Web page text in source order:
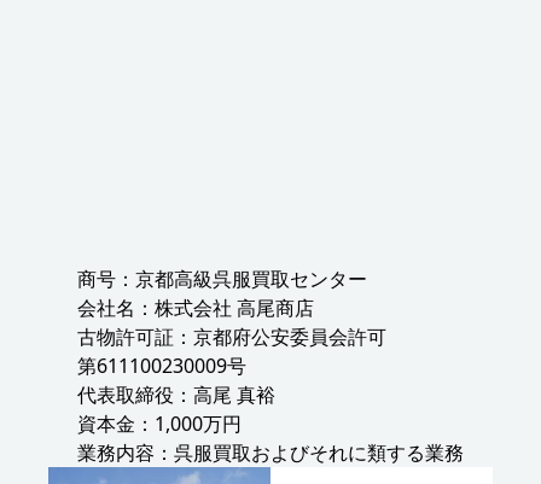
商号：京都高級呉服買取センター
会社名：株式会社 高尾商店
古物許可証：京都府公安委員会許可
第611100230009号
代表取締役：高尾 真裕
資本金：1,000万円
業務内容：呉服買取およびそれに類する業務